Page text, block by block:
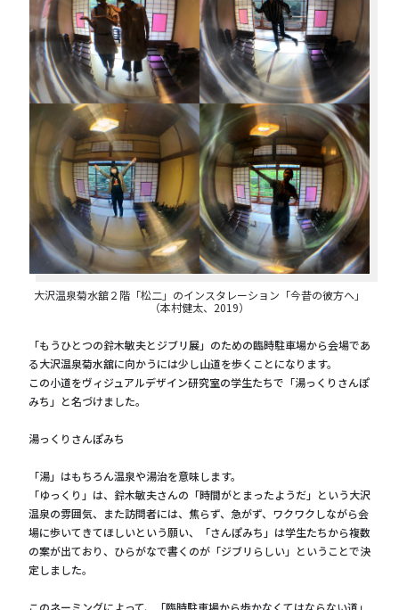
大沢温泉菊水舘２階「松二」のインスタレーション「今昔の彼方へ」
（本村健太、2019）
「もうひとつの鈴木敏夫とジブリ展」のための臨時駐車場から会場であ
る大沢温泉菊水舘に向かうには少し山道を歩くことになります。
この小道をヴィジュアルデザイン研究室の学生たちで「湯っくりさんぽ
みち」と名づけました。
湯っくりさんぽみち
「湯」はもちろん温泉や湯治を意味します。
「ゆっくり」は、鈴木敏夫さんの「時間がとまったようだ」という大沢
温泉の雰囲気、また訪問者には、焦らず、急がず、ワクワクしながら会
場に歩いてきてほしいという願い、「さんぽみち」は学生たちから複数
の案が出ており、ひらがなで書くのが「ジブリらしい」ということで決
定しました。
このネーミングによって、「臨時駐車場から歩かなくてはならない道」